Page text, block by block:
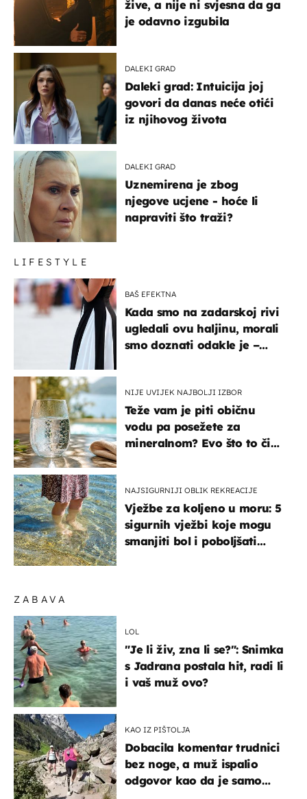
ZABAVA
LOL
"Je li živ, zna li se?": Snimka
s Jadrana postala hit, radi li
i vaš muž ovo?
KAO IZ PIŠTOLJA
Dobacila komentar trudnici
bez noge, a muž ispalio
odgovor kao da je samo
žive, a nije ni svjesna da ga
je odavno izgubila
DALEKI GRAD
Daleki grad: Intuicija joj
govori da danas neće otići
iz njihovog života
DALEKI GRAD
Uznemirena je zbog
njegove ucjene - hoće li
napraviti što traži?
LIFESTYLE
BAŠ EFEKTNA
Kada smo na zadarskoj rivi
ugledali ovu haljinu, morali
smo doznati odakle je –
NIJE UVIJEK NAJBOLJI IZBOR
Teže vam je piti običnu
vodu pa posežete za
mineralnom? Evo što to čini
NAJSIGURNIJI OBLIK REKREACIJE
Vježbe za koljeno u moru: 5
sigurnih vježbi koje mogu
smanjiti bol i poboljšati